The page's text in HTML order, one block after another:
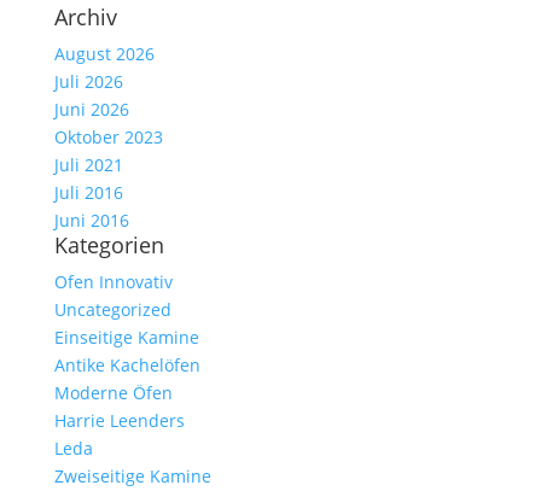
Archiv
August 2026
Juli 2026
Juni 2026
Oktober 2023
Juli 2021
Juli 2016
Juni 2016
Kategorien
Ofen Innovativ
Uncategorized
Einseitige Kamine
Antike Kachelöfen
Moderne Öfen
Harrie Leenders
Leda
Zweiseitige Kamine